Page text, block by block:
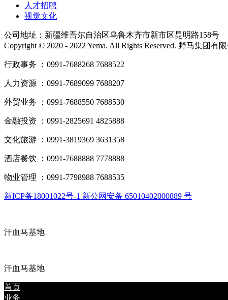
人才招聘
视觉文化
公司地址：新疆维吾尔自治区乌鲁木齐市新市区昆明路158号
Copyright © 2020 - 2022 Yema. All Rights Reserved. 野马集团有
行政事务 ：0991-7688268 7688522
人力资源 ：0991-7689099 7688207
外贸业务 ：0991-7688550 7688530
金融投资 ：0991-2825691 4825888
文化旅游 ：0991-3819369 3631358
酒店餐饮 ：0991-7688888 7778888
物业管理 ：0991-7798988 7688535
新ICP备18001022号-1 新公网安备 65010402000889 号
汗血马基地
汗血马基地
首页
业务